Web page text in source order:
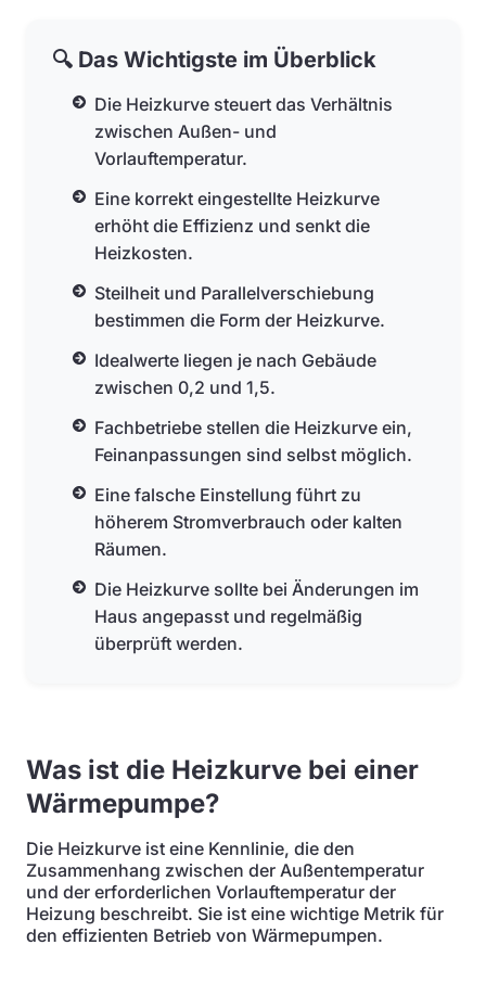
🔍 Das Wichtigste im Überblick
Die Heizkurve steuert das Verhältnis
zwischen Außen- und
Vorlauftemperatur.
Eine korrekt eingestellte Heizkurve
erhöht die Effizienz und senkt die
Heizkosten.
Steilheit und Parallelverschiebung
bestimmen die Form der Heizkurve.
Idealwerte liegen je nach Gebäude
zwischen 0,2 und 1,5.
Fachbetriebe stellen die Heizkurve ein,
Feinanpassungen sind selbst möglich.
Eine falsche Einstellung führt zu
höherem Stromverbrauch oder kalten
Räumen.
Die Heizkurve sollte bei Änderungen im
Haus angepasst und regelmäßig
überprüft werden.
Was ist die Heizkurve bei einer
Wärmepumpe?
Die Heizkurve ist eine Kennlinie, die den
Zusammenhang zwischen der Außentemperatur
und der erforderlichen Vorlauftemperatur der
Heizung beschreibt. Sie ist eine wichtige Metrik für
den effizienten Betrieb von Wärmepumpen.